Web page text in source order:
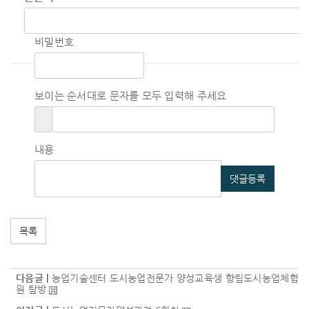
비밀번호
보이는 순서대로 문자를 모두 입력해 주세요
내용
댓글등록
목록
다음글 | 농업기술센터 도시농업전문가 양성교육생 향림도시농업체험
원 탐방